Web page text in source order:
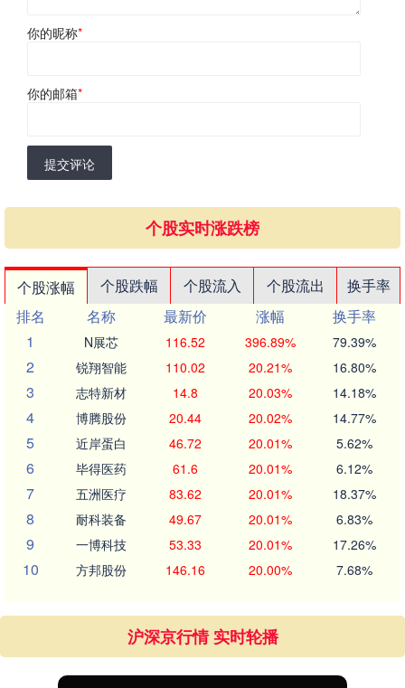
你的昵称*
你的邮箱*
提交评论
个股实时涨跌榜
个股涨幅 个股跌幅 个股流入 个股流出
换手率
排名
名称 最新价 涨幅
换手率
1
N展芯 116.52 396.89% 79.39%
2 锐翔智能 110.02 20.21% 16.80%
3 志特新材 14.8 20.03% 14.18%
4 博腾股份 20.44 20.02% 14.77%
5 近岸蛋白 46.72 20.01% 5.62%
6 毕得医药 61.6 20.01% 6.12%
7 五洲医疗 83.62 20.01% 18.37%
8 耐科装备 49.67 20.01% 6.83%
9 一博科技 53.33 20.01% 17.26%
10 方邦股份 146.16 20.00% 7.68%
沪深京行情 实时轮播